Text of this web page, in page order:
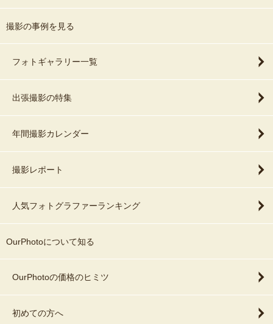
撮影の事例を見る
フォトギャラリー一覧
出張撮影の特集
年間撮影カレンダー
撮影レポート
人気フォトグラファーランキング
OurPhotoについて知る
OurPhotoの価格のヒミツ
初めての方へ